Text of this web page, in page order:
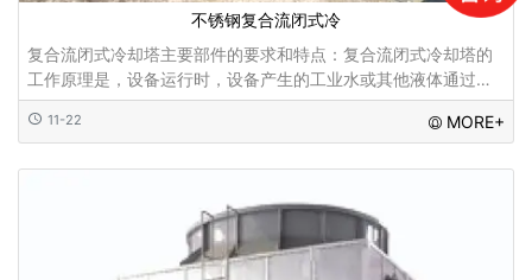
不锈钢复合流闭式冷
复合流闭式冷却塔主要部件的要求和特点：复合流闭式冷却塔的
工作原理是，设备运行时，设备产生的工业水或其他液体通过管
道流向盘管，盘管被喷淋水持续冷却...
11-22 MORE+